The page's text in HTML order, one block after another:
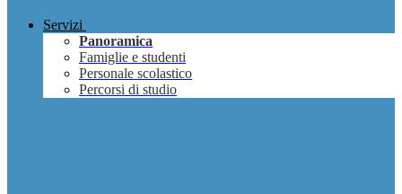
Servizi
Panoramica
Famiglie e studenti
Personale scolastico
Percorsi di studio